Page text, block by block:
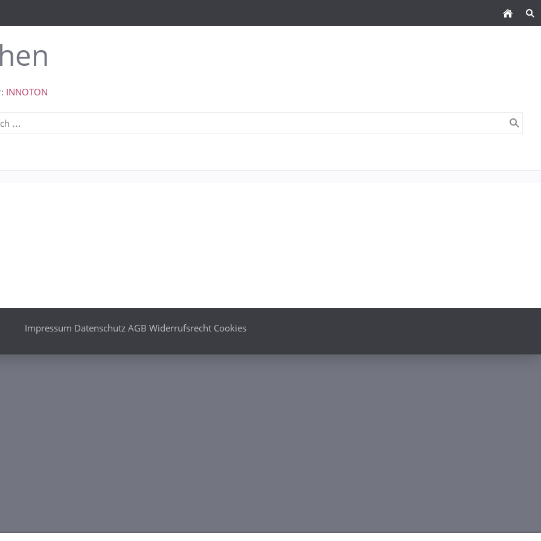
INNOTON
Impressum Datenschutz AGB Widerrufsrecht Cookies